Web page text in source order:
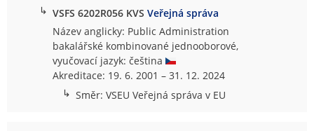
↳ VSFS 6202R056 KVSVeřejná správa
Název anglicky: Public Administration
bakalářské kombinované jednooborové,
vyučovací jazyk: čeština
Akreditace: 19. 6. 2001 – 31. 12. 2024
↳ Směr: VSEU Veřejná správa v EU